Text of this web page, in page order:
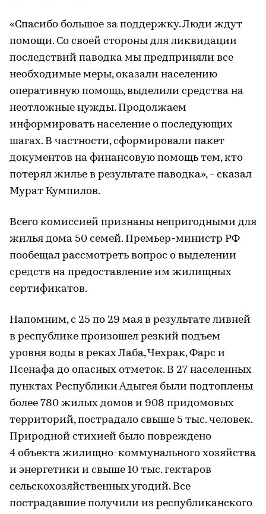
«Спасибо большое за поддержку. Люди ждут
помощи. Со своей стороны для ликвидации
последствий паводка мы предприняли все
необходимые меры, оказали населению
оперативную помощь, выделили средства на
неотложные нужды. Продолжаем
информировать население о последующих
шагах. В частности, сформировали пакет
документов на финансовую помощь тем, кто
потерял жилье в результате паводка», - сказал
Мурат Кумпилов.
Всего комиссией признаны непригодными для
жилья дома 50 семей. Премьер-министр РФ
пообещал рассмотреть вопрос о выделении
средств на предоставление им жилищных
сертификатов.
Напомним, с 25 по 29 мая в результате ливней
в республике произошел резкий подъем
уровня воды в реках Лаба, Чехрак, Фарс и
Псенафа до опасных отметок. В 27 населенных
пунктах Республики Адыгея были подтоплены
более 780 жилых домов и 908 придомовых
территорий, пострадало свыше 5 тыс. человек.
Природной стихией было повреждено
4 объекта жилищно-коммунального хозяйства
и энергетики и свыше 10 тыс. гектаров
сельскохозяйственных угодий. Все
пострадавшие получили из республиканского